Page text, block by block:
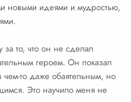
новыми идеями и мудростью,
за то, что он не сделал
героем. Он показал
то даже обаятельным, но
Это научило меня не